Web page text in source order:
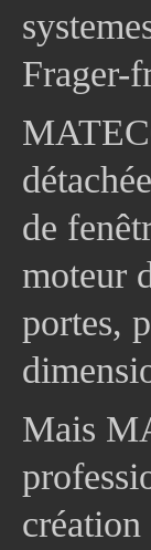
Frager-
de
moteur
portes,
Mais